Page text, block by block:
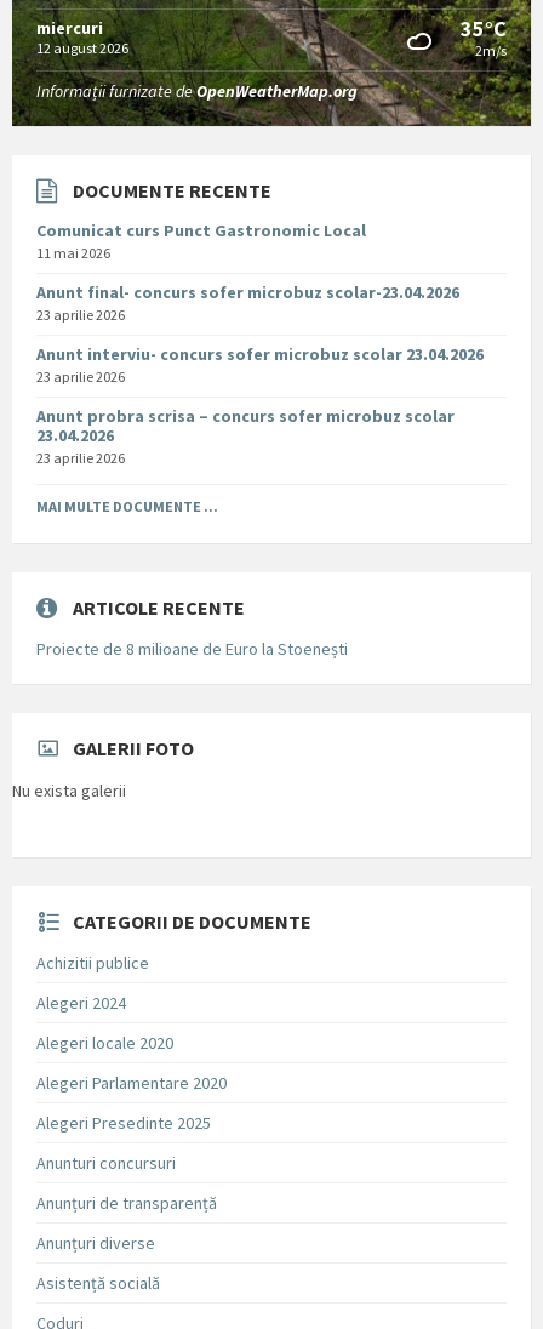
miercuri
12 august 2026
35°C
2m/s
Informații furnizate deOpenWeatherMap.org
DOCUMENTE RECENTE
Comunicat curs Punct Gastronomic Local
11 mai 2026
Anunt final- concurs sofer microbuz scolar-23.04.2026
23 aprilie 2026
Anunt interviu- concurs sofer microbuz scolar 23.04.2026
23 aprilie 2026
Anunt probra scrisa – concurs sofer microbuz scolar
23.04.2026
23 aprilie 2026
MAI MULTE DOCUMENTE ...
ARTICOLE RECENTE
Proiecte de 8 milioane de Euro la Stoenești
GALERII FOTO
Nu exista galerii
CATEGORII DE DOCUMENTE
Achizitii publice
Alegeri 2024
Alegeri locale 2020
Alegeri Parlamentare 2020
Alegeri Presedinte 2025
Anunturi concursuri
Anunțuri de transparență
Anunțuri diverse
Asistență socială
Coduri